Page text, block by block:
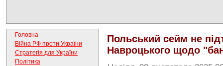
Головна
Війна РФ проти України
Стратегія для України
Політика
Польський сейм не
Навроцького щодо